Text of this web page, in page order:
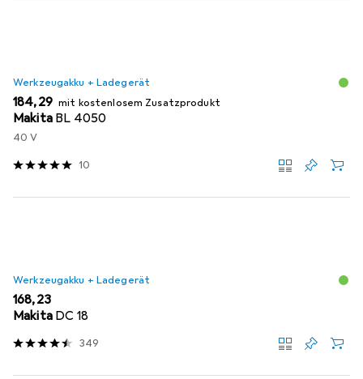
Werkzeugakku + Ladegerät
EUR
184,29 mit kostenlosem Zusatzprodukt
Makita BL 4050
40 V
10
Werkzeugakku + Ladegerät
EUR
168,23
Makita DC 18
349